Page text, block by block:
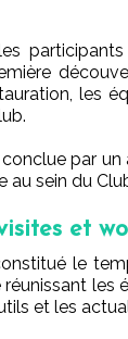
les
par un
au sein du
et
le
réunissant les
et les